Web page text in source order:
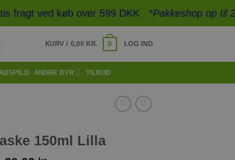
ved køb over 599 DKK*Pakkeshop op til 20
KURV / 0,00 KR. 0 LOG IND
ANDRE DYR TILBUD
150ml Lilla